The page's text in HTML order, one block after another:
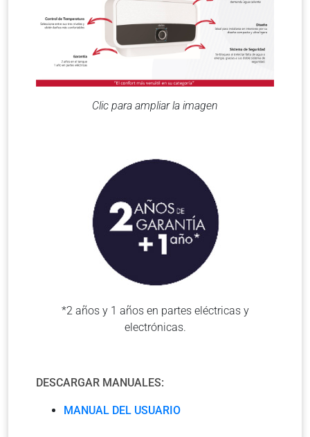
Clic para ampliar la imagen
*2 años y 1 años en partes eléctricas y
electrónicas.
DESCARGAR MANUALES:
MANUAL DEL USUARIO